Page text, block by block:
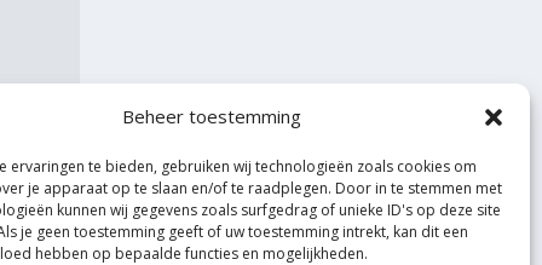
Beheer toestemming
ervaringen te bieden, gebruiken wij technologieën zoals cookies om
je apparaat op te slaan en/of te raadplegen. Door in te stemmen met
kunnen wij gegevens zoals surfgedrag of unieke ID's op deze site
je geen toestemming geeft of uw toestemming intrekt, kan dit een
hebben op bepaalde functies en mogelijkheden.